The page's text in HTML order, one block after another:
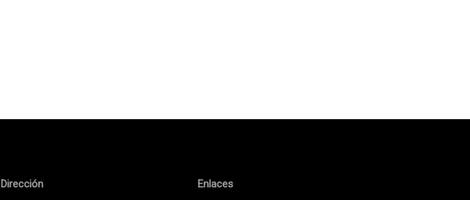
Dirección
Enlaces